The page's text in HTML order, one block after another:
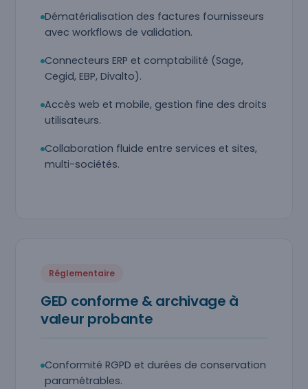
Dématérialisation des factures fournisseurs
avec workflows de validation.
Connecteurs ERP et comptabilité (Sage,
Cegid, EBP, Divalto).
Accès web et mobile, gestion fine des droits
utilisateurs.
Collaboration fluide entre services et sites,
multi-sociétés.
Réglementaire
GED conforme & archivage à
valeur probante
Conformité RGPD et durées de conservation
paramétrables.